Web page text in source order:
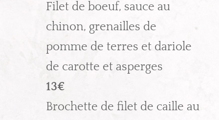
Filet de boeuf, sauce au
chinon, grenailles de
pomme de terres et dariole
de carotte et asperges
13€
Brochette de filet de caille au